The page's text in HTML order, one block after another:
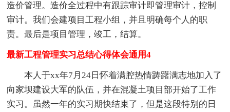
造价管理。造价全过程中有跟踪审计即管理审计，控制
审计。我们会建项目工程小组，并且明确每个人的职
责。最后是项目管理，竣工，结算。
最新工程管理实习总结心得体会通用4
本人于xx年7月24日怀着满腔热情踌躇满志地加入了
向家坝建设大军的队伍，并在混凝土项目部开始了工作
实习。虽然一年的实习期快结束了，但是这段特别的日